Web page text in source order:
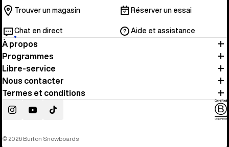
Trouver un magasin Réserver un essai
Chat en direct Aide et assistance
À propos
Programmes
Libre-service
Nous contacter
Termes et conditions
InstagramYouTubeTikTok
© 2026 Burton Snowboards